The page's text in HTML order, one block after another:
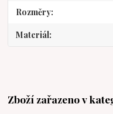
Rozměry
Materiál
Zboží zařazeno v